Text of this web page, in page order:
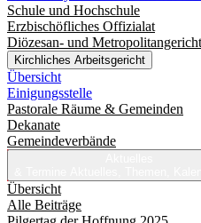
Schule und Hochschule
Erzbischöfliches Offizialat
Diözesan- und Metropolitangericht
Kirchliches Arbeitsgericht
Übersicht
Einigungsstelle
Pastorale Räume & Gemeinden
Dekanate
Gemeindeverbände
Übersicht
Alle Beiträge